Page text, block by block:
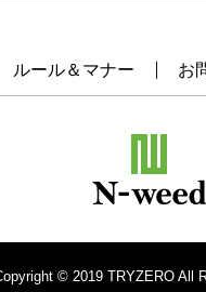
ルール＆マナー お
© 2019 TRYZERO All